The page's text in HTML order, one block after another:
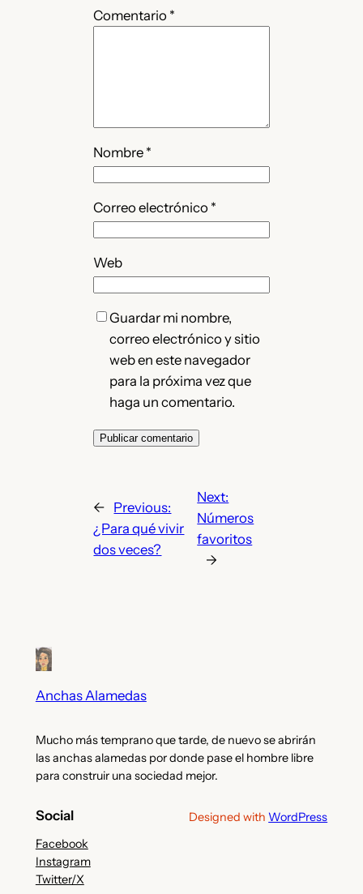
Comentario *
Nombre *
Correo electrónico *
Web
Guardar mi nombre,
correo electrónico y sitio
web en este navegador
para la próxima vez que
haga un comentario.
← Previous:
¿Para qué vivir
dos veces?
Next:
Números
favoritos
→
Anchas Alamedas
Mucho más temprano que tarde, de nuevo se abrirán
las anchas alamedas por donde pase el hombre libre
para construir una sociedad mejor.
Social
Facebook
Instagram
Twitter/X
Designed with WordPress